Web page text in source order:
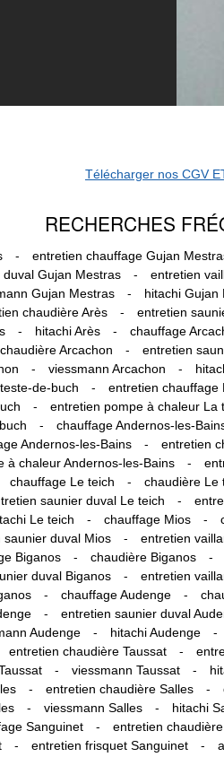
Télécharger nos CGV
RECHERCHES
- entretien chauffage Gujan
Gujan Mestras - entretien
Gujan Mestras - hitachi Gujan
chaudière Arès - entretien
- hitachi Arès - chauffage
Arcachon - entretien
- viessmann Arcachon -
de-buch - entretien chauffage
- entretien pompe à chaleur La
- chauffage Andernos-les-
Andernos-les-Bains - entretien
à chaleur Andernos-les-Bains -
chauffage Le teich - chaudière Le
saunier duval Le teich -
Le teich - chauffage Mios -
saunier duval Mios - entretien
Biganos - chaudière Biganos -
duval Biganos - entretien
- chauffage Audenge -
- entretien saunier duval
Audenge - hitachi Audenge -
entretien chaudière Taussat -
- viessmann Taussat -
- entretien chaudière Salles -
- viessmann Salles - hitachi
Sanguinet - entretien
- entretien frisquet Sanguinet -